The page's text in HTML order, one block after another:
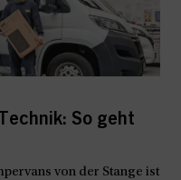
So geht
von der Stange ist